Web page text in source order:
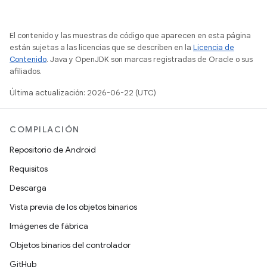
El contenido y las muestras de código que aparecen en esta página
están sujetas a las licencias que se describen en la Licencia de
Contenido. Java y OpenJDK son marcas registradas de Oracle o sus
afiliados.
Última actualización: 2026-06-22 (UTC)
COMPILACIÓN
Repositorio de Android
Requisitos
Descarga
Vista previa de los objetos binarios
Imágenes de fábrica
Objetos binarios del controlador
GitHub